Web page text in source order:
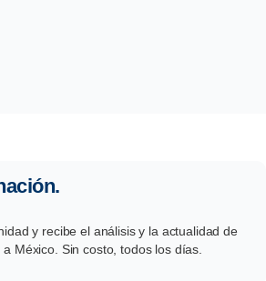
y recibe el análisis y la actualidad de
México. Sin costo, todos los días.